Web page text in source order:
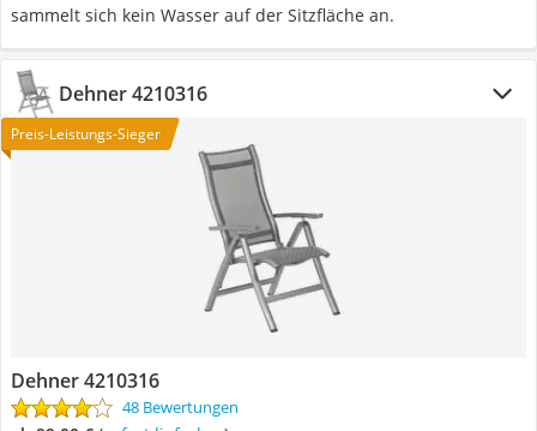
sammelt sich kein Wasser auf der Sitzfläche an.
Dehner 4210316
Preis-Leistungs-Sieger
Dehner 4210316
48 Bewertungen